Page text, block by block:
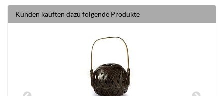
Kunden kauften dazu folgende Produkte